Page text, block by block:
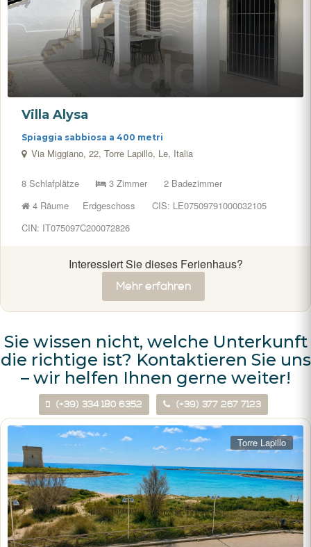
Villa Alysa
Spiaggia sabbiosa a 400 metri
Via Miggiano, 22, Torre Lapillo, Le, Italia
8 Schlafplätze 3 Zimmer
2 Badezimmer
4 Räume
Erdgeschoss
CIS: LE07509791000032105
CIN: IT075097C200072826
Interessiert Sie dieses Ferienhaus?
Mehr erfahren
Sie wissen nicht, welche Unterkunft
die richtige ist? Kontaktieren Sie uns
– wir helfen Ihnen gerne weiter!
(+39) 334 180 6352 (+39) 377 267 7123
Torre Lapillo